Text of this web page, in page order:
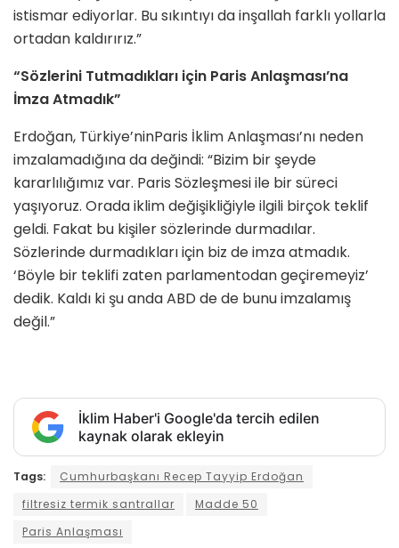
istismar ediyorlar. Bu sıkıntıyı da inşallah farklı yollarla
ortadan kaldırırız.”
“Sözlerini Tutmadıkları için Paris Anlaşması’na
İmza Atmadık”
Erdoğan, Türkiye’ninParis İklim Anlaşması’nı neden
imzalamadığına da değindi: “Bizim bir şeyde
kararlılığımız var. Paris Sözleşmesi ile bir süreci
yaşıyoruz. Orada iklim değişikliğiyle ilgili birçok teklif
geldi. Fakat bu kişiler sözlerinde durmadılar.
Sözlerinde durmadıkları için biz de imza atmadık.
‘Böyle bir teklifi zaten parlamentodan geçiremeyiz’
dedik. Kaldı ki şu anda ABD de de bunu imzalamış
değil.”
İklim Haber'i Google'da tercih edilen
kaynak olarak ekleyin
Tags:
Cumhurbaşkanı Recep Tayyip Erdoğan
filtresiz termik santrallar
Madde 50
Paris Anlaşması